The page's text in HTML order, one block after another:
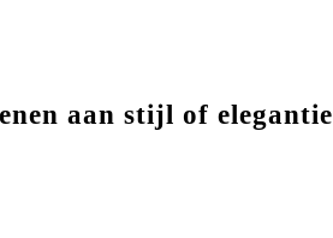
aan stijl of elegantie